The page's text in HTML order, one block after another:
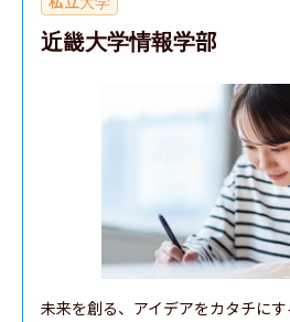
近畿大学情報学部
未来を創る、アイデアをカタチにす